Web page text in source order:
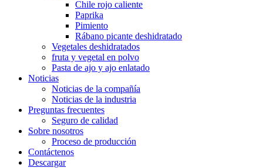
Chile rojo caliente
Paprika
Pimiento
Rábano picante deshidratado
Vegetales deshidratados
fruta y vegetal en polvo
Pasta de ajo y ajo enlatado
Noticias
Noticias de la compañía
Noticias de la industria
Preguntas frecuentes
Seguro de calidad
Sobre nosotros
Proceso de producción
Contáctenos
Descargar